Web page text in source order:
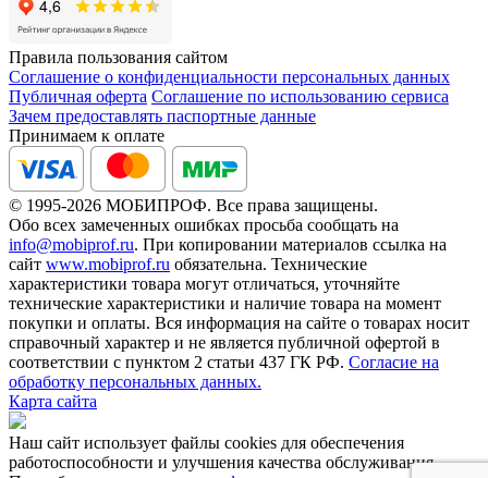
Правила пользования сайтом
Соглашение о конфиденциальности персональных данных
Публичная оферта Соглашение по использованию сервиса
Зачем предоставлять паспортные данные
Принимаем к оплате
© 1995-2026 МОБИПРОФ. Все права защищены.
Обо всех замеченных ошибках просьба сообщать на
info@mobiprof.ru. При копировании материалов ссылка на
сайт www.mobiprof.ru обязательна. Технические
характеристики товара могут отличаться, уточняйте
технические характеристики и наличие товара на момент
покупки и оплаты. Вся информация на сайте о товарах носит
справочный характер и не является публичной офертой в
соответствии с пунктом 2 статьи 437 ГК РФ. Согласие на
обработку персональных данных.
Карта сайта
Наш сайт использует файлы cookies для обеспечения
работоспособности и улучшения качества обслуживания.